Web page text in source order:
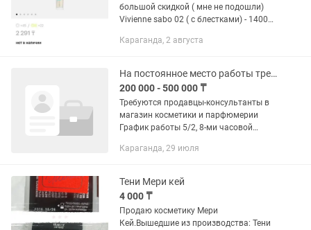
большой скидкой ( мне не подошли)
Vivienne sabo 02 ( с блестками) - 1400
-1400 Influence - 1500 Parisa cosmetic
Караганда, 2 августа
На постоянное место работы требуется продавцы-консультанты.
200 000 - 500 000 ₸
Требуются продавцы-консультанты в
магазин косметики и парфюмерии
График работы 5/2, 8-ми часовой
тенге. Трудоустройство официальное,
Караганда, 29 июля
Тени Мери кей
4 000 ₸
Продаю косметику Мери
Кей.Вышедшие из производства: Тени